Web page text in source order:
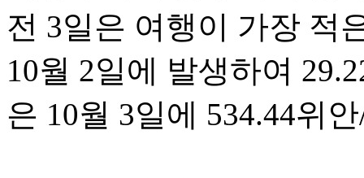
전 3일은 여행이 가장 적
10월 2일에 발생하여
은 10월 3일에 534.44위